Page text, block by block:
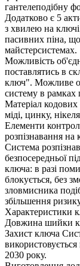
гантелеподібну
Додатково є 5
з хвилею на
пасивних піна,
майстерсистемах.
Можливість
поставлятись в
ключ". Можливе
систему в
Матеріал кодових
міді, цинку,
Елементи
розпізнавання на
Система
безпосередньої
ключа: в разі
блокується, без
зловмисника
збільшення
Характеристики
Довжина шийки
Захист ключа
2030 року.